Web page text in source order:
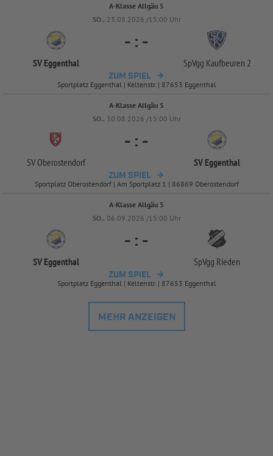
A-Klasse Allgäu 5
SO.. 23.08.2026 /15:00 Uhr
SV Eggenthal
- : -
SpVgg Kaufbeuren 2
ZUM SPIEL
Sportplatz Eggenthal | Keltenstr. | 87653 Eggenthal
A-Klasse Allgäu 5
SO.. 30.08.2026 /15:00 Uhr
SV Oberostendorf
- : -
SV Eggenthal
ZUM SPIEL
Sportplatz Oberostendorf | Am Sportplatz 1 | 86869 Oberostendorf
A-Klasse Allgäu 5
SO.. 06.09.2026 /15:00 Uhr
SV Eggenthal
- : -
SpVgg Rieden
ZUM SPIEL
Sportplatz Eggenthal | Keltenstr. | 87653 Eggenthal
MEHR ANZEIGEN